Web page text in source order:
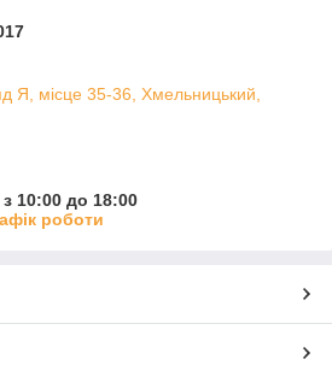
Я, місце 35-36, Хмельницький,
10:00 до 18:00
роботи